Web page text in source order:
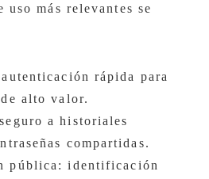
uso más relevantes se
rápida para
alto valor.
a historiales
compartidas.
pública: identificación